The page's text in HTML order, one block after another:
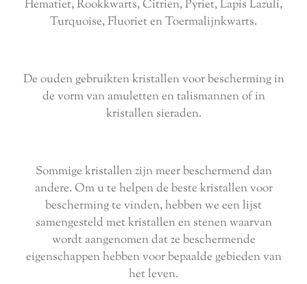
Hematiet, Rookkwarts, Citrien, Pyriet, Lapis Lazuli,
Turquoise, Fluoriet en Toermalijnkwarts.
De ouden gebruikten kristallen voor bescherming in
de vorm van amuletten en talismannen of in
kristallen sieraden.
Sommige kristallen zijn meer beschermend dan
andere. Om u te helpen de beste kristallen voor
bescherming te vinden, hebben we een lijst
samengesteld met kristallen en stenen waarvan
wordt aangenomen dat ze beschermende
eigenschappen hebben voor bepaalde gebieden van
het leven.